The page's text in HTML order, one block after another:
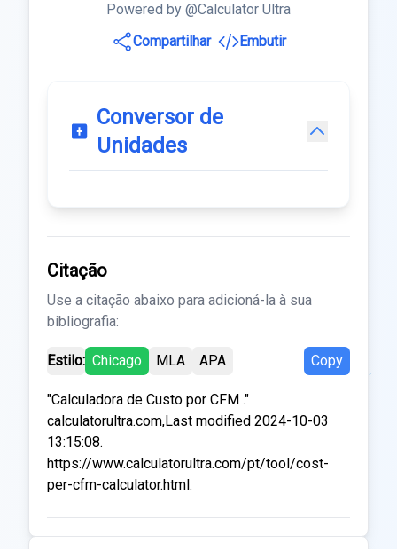
Powered by @Calculator Ultra
Compartilhar
Embutir
Conversor de
Unidades
Citação
Use a citação abaixo para adicioná-la à sua
bibliografia:
Estilo: Chicago MLA APA Copy
"Calculadora de Custo por CFM ."
calculatorultra.com,Last modified 2024-10-03
13:15:08.
https://www.calculatorultra.com/pt/tool/cost-
per-cfm-calculator.html.